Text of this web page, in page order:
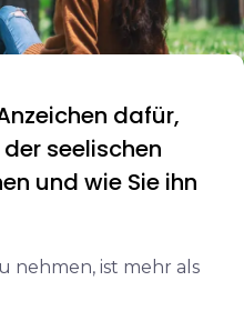
dafür,
seelischen
und wie Sie ihn
nehmen, ist mehr als